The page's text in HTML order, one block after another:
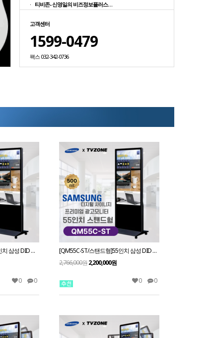
티비존- 신영일의 비즈정보플러스…
고객센터
1599-0479
팩스 032-342-0736
[QB55C-ST/스탠드형]55인치 삼성 DID 스탠드형 광고용 모니터/ 삼성디지털사이니지 LED패널 키오스크
0 0
[QM55C-ST/스탠드형]55인치 삼성 DID 스탠드형 광고용모니터/ 삼성디지털사이니지 LED패널 키오스크
2,766,000원2,200,000원
0 0